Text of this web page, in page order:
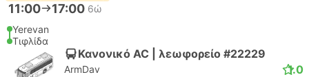
11:00 17:00 6ώ
Yerevan
Τιφλίδα
Κανονικό AC | λεωφορείο #22229
ArmDav 1.0